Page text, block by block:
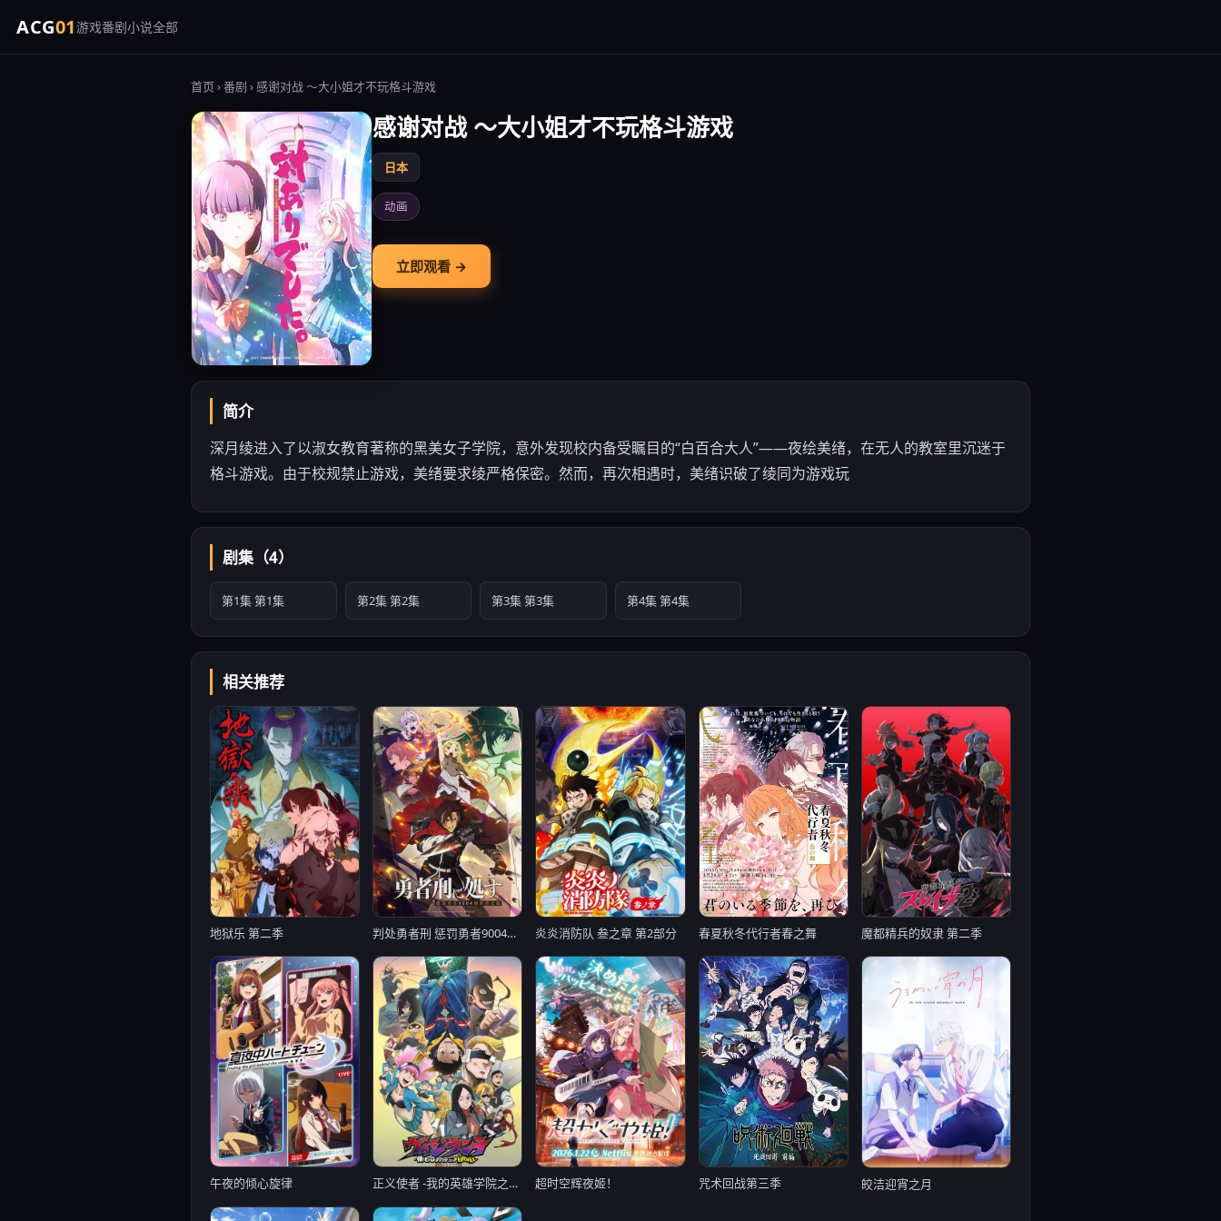
ACG01游戏番剧小说全部
首页 ›番剧 › 感谢对战 ～大小姐才不玩格斗游戏
感谢对战 ～大小姐才不玩格斗游戏
日本
动画
立即观看 →
简介
深月绫进入了以淑女教育著称的黑美女子学院，意外发现校内备受瞩目的“白百合大人”——夜绘美绪，在无人的教室里沉迷于
格斗游戏。由于校规禁止游戏，美绪要求绫严格保密。然而，再次相遇时，美绪识破了绫同为游戏玩
剧集（4）
第1集 第1集 第2集 第2集 第3集 第3集 第4集 第4集
相关推荐
地狱乐 第二季 判处勇者刑 惩罚勇者9004队刑务纪录 炎炎消防队 叁之章 第2部分 春夏秋冬代行者春之舞 魔都精兵的奴隶 第二季
午夜的倾心旋律 正义使者 -我的英雄学院之非法英雄- 第二季 超时空辉夜姬！ 咒术回战第三季 皎洁迎宵之月